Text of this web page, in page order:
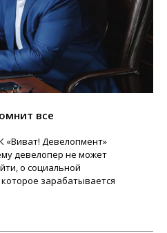
все
«Виват! Девелопмент»
девелопер не может
о социальной
зарабатывается